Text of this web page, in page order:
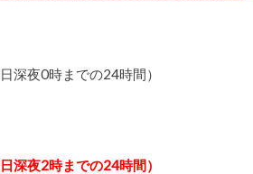
深夜0時までの24時間）
深夜2時までの24時間）